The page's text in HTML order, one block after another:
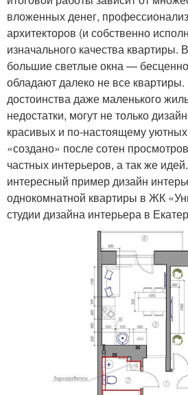
вложенных денег,
архитекторов (и собственно
изначального качества квартиры.
большие светлые окна —
обладают далеко не все квартиры.
достоинства даже маленького
недостатки, могут не только
красивых и по-настоящему
«создано» после сотен
частных интерьеров, а так же
интересный пример дизайн
однокомнатной квартиры в ЖК
студии дизайна интерьера в